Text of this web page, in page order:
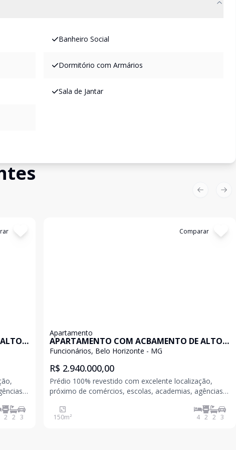
Banheiro Social
Dormitório com Armários
Sala de Jantar
o
2 2 3
Comparar
Apartamento
APARTAMENTO COM ACBAMENTO DE ALTO
LUXO
Funcionários, Belo Horizonte - MG
R$ 2.940.000,00
Prédio 100% revestido com excelente localização,
próximo de comércios, escolas, academias, agências
mais bem localizados de Belo Horizonte, que une o
tradicional e o moderno na mesma medida. O palco
150m² 4 2 2 3
Previous